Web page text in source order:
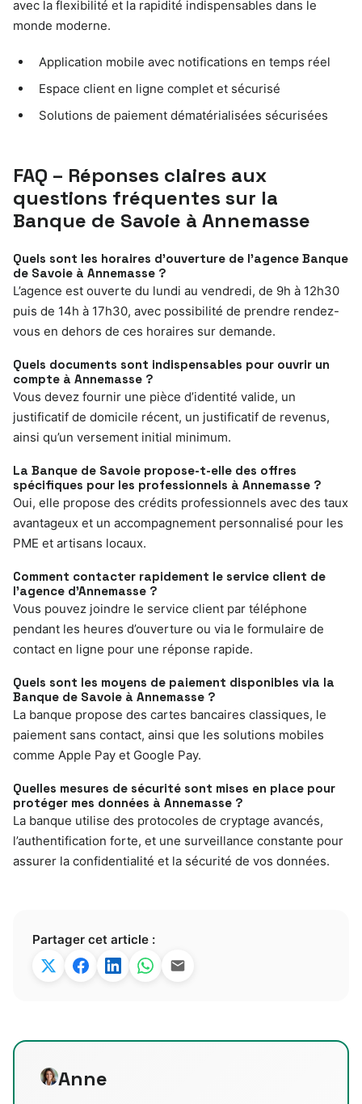
avec la flexibilité et la rapidité indispensables dans le
monde moderne.
Application mobile avec notifications en temps réel
Espace client en ligne complet et sécurisé
Solutions de paiement dématérialisées sécurisées
FAQ – Réponses claires aux
questions fréquentes sur la
Banque de Savoie à Annemasse
Quels sont les horaires d’ouverture de l’agence Banque
de Savoie à Annemasse ?
L’agence est ouverte du lundi au vendredi, de 9h à 12h30
puis de 14h à 17h30, avec possibilité de prendre rendez-
vous en dehors de ces horaires sur demande.
Quels documents sont indispensables pour ouvrir un
compte à Annemasse ?
Vous devez fournir une pièce d’identité valide, un
justificatif de domicile récent, un justificatif de revenus,
ainsi qu’un versement initial minimum.
La Banque de Savoie propose-t-elle des offres
spécifiques pour les professionnels à Annemasse ?
Oui, elle propose des crédits professionnels avec des taux
avantageux et un accompagnement personnalisé pour les
PME et artisans locaux.
Comment contacter rapidement le service client de
l’agence d’Annemasse ?
Vous pouvez joindre le service client par téléphone
pendant les heures d’ouverture ou via le formulaire de
contact en ligne pour une réponse rapide.
Quels sont les moyens de paiement disponibles via la
Banque de Savoie à Annemasse ?
La banque propose des cartes bancaires classiques, le
paiement sans contact, ainsi que les solutions mobiles
comme Apple Pay et Google Pay.
Quelles mesures de sécurité sont mises en place pour
protéger mes données à Annemasse ?
La banque utilise des protocoles de cryptage avancés,
l’authentification forte, et une surveillance constante pour
assurer la confidentialité et la sécurité de vos données.
Partager cet article :
Anne